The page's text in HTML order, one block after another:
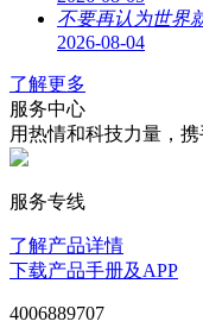
不要再认为世界
2026-08-04
了解更多
服务中心
用热情和科技力量，
服务专线
了解产品详情
下载产品手册及APP
4006889707